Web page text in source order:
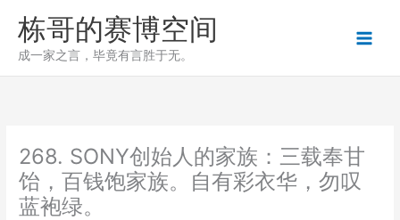
栋哥的赛博空间
成一家之言，毕竟有言胜于无。
268. SONY创始人的家族：三载奉甘
饴，百钱饱家族。自有彩衣华，勿叹
蓝袍绿。